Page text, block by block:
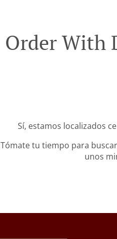
Order With
Sí, estamos localizados
Tómate tu tiempo para
unos